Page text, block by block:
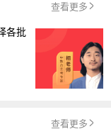
查看更多
各批
查看更多